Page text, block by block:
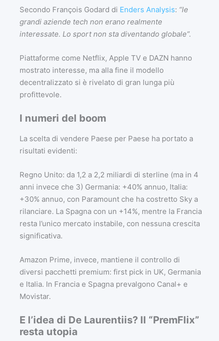
Secondo François Godard di Enders Analysis: “le
grandi aziende tech non erano realmente
interessate. Lo sport non sta diventando globale”.
Piattaforme come Netflix, Apple TV e DAZN hanno
mostrato interesse, ma alla fine il modello
decentralizzato si è rivelato di gran lunga più
profittevole.
I numeri del boom
La scelta di vendere Paese per Paese ha portato a
risultati evidenti:
Regno Unito: da 1,2 a 2,2 miliardi di sterline (ma in 4
anni invece che 3) Germania: +40% annuo, Italia:
+30% annuo, con Paramount che ha costretto Sky a
rilanciare. La Spagna con un +14%, mentre la Francia
resta l’unico mercato instabile, con nessuna crescita
significativa.
Amazon Prime, invece, mantiene il controllo di
diversi pacchetti premium: first pick in UK, Germania
e Italia. In Francia e Spagna prevalgono Canal+ e
Movistar.
E l’idea di De Laurentiis? Il “PremFlix”
resta utopia